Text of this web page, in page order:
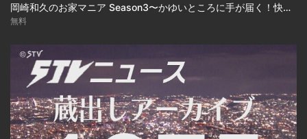
岡崎和久のお家マニア Season3〜かゆいところに手が届く！快適建売住宅 2025-03-17
無料